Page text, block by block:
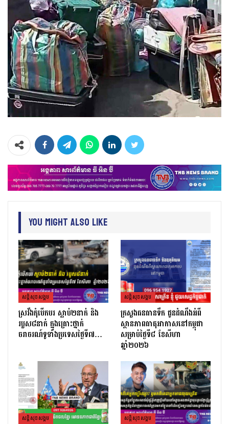
You Might Also Like
សន្តិសុខសង្គម
ស្រវឹងកុំបើកបរ ស្លាប់២នាក់ និង
របួស៨នាក់ ក្នុងគ្រោះថ្នាក់
ចរាចរណ៍ទូទាំងប្រទេសថ្ងៃទី៧…
សន្តិសុខសង្គម
ក្រសួងធនធានទឹក ជូនដំណឹងអំពី
ស្ថានភាពធាតុអាកាសនៅកម្ពុជា
សម្រាប់ថ្ងៃទី៨ ខែសីហា
ឆ្នាំ២០២៦
សន្តិសុខសង្គម សន្តិសុខសង្គម